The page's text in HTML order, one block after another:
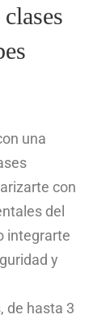
una
con
del
integrarte
y
de hasta 3